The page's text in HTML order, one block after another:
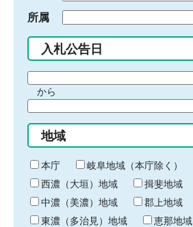
所属
入札公告日
間
始
り
から
間
終
わ
り
地域
本庁
岐阜地域（本庁除く）
西濃（大垣）地域
揖斐地域
中濃（美濃）地域
郡上地域
東濃（多治見）地域
恵那地域